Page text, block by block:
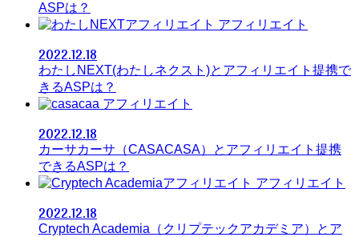
ASPは？
アフィリエイト
2022.12.18
わたしNEXT(わたしネクスト)とアフィリエイト提携で
きるASPは？
アフィリエイト
2022.12.18
カーサカーサ（CASACASA）とアフィリエイト提携
できるASPは？
アフィリエイト
2022.12.18
Cryptech Academia（クリプテックアカデミア）とア